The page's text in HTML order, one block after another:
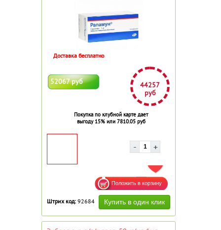
52067 руб
44257
руб
Покупка по клубной карте дает
выгоду 15% или 7810.05 руб
Доставка бесплатно
ДОБАВИТЬ В ИЗБРАННОЕ
Штрих код: 92684